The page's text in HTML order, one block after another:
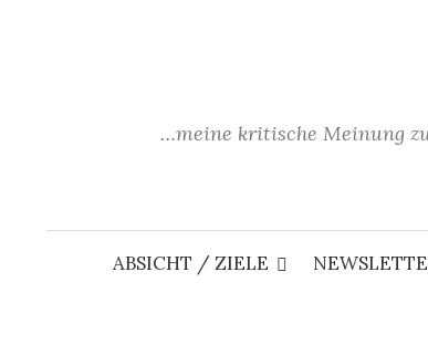
…meine kritische Meinung
ABSICHT / ZIELE